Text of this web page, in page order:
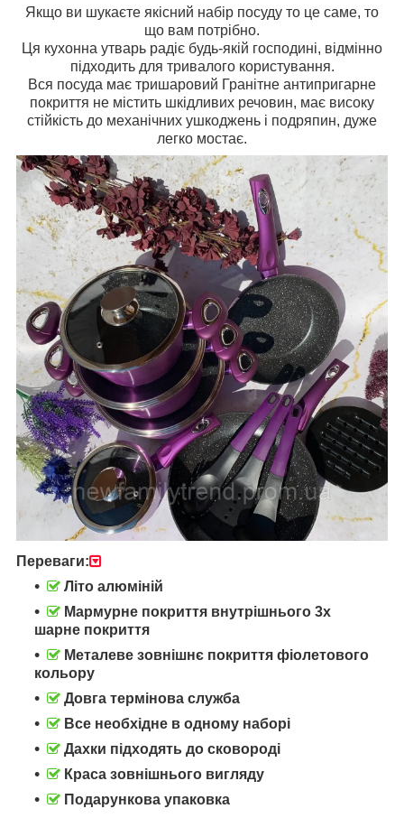
Якщо ви шукаєте якісний набір посуду то це саме, то
що вам потрібно.
Ця кухонна утварь радіє будь-якій господині, відмінно
підходить для тривалого користування.
Вся посуда має тришаровий Гранітне антипригарне
покриття не містить шкідливих речовин, має високу
стійкість до механічних ушкоджень і подряпин, дуже
легко мостає.
Переваги:
Літо алюміній
Мармурне покриття внутрішнього 3х
шарне покриття
Металеве зовнішнє покриття фіолетового
кольору
Довга термінова служба
Все необхідне в одному наборі
Дахки підходять до сковороді
Краса зовнішнього вигляду
Подарункова упаковка